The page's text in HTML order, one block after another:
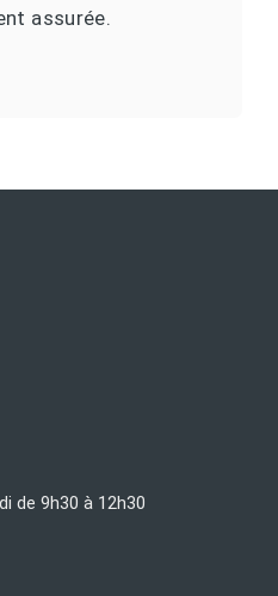
assurée.
de 9h30 à 12h30